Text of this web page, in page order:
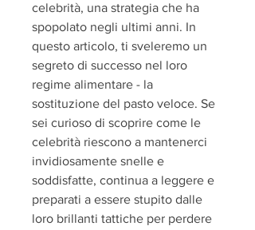
celebrità, una strategia che ha
spopolato negli ultimi anni. In
questo articolo, ti sveleremo un
segreto di successo nel loro
regime alimentare - la
sostituzione del pasto veloce. Se
sei curioso di scoprire come le
celebrità riescono a mantenerci
invidiosamente snelle e
soddisfatte, continua a leggere e
preparati a essere stupito dalle
loro brillanti tattiche per perdere